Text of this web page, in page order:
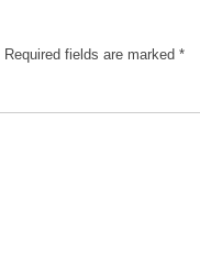
Required fields are marked*